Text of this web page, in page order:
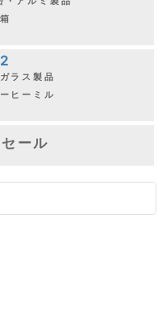
ラス製品
ヒーミル
ール